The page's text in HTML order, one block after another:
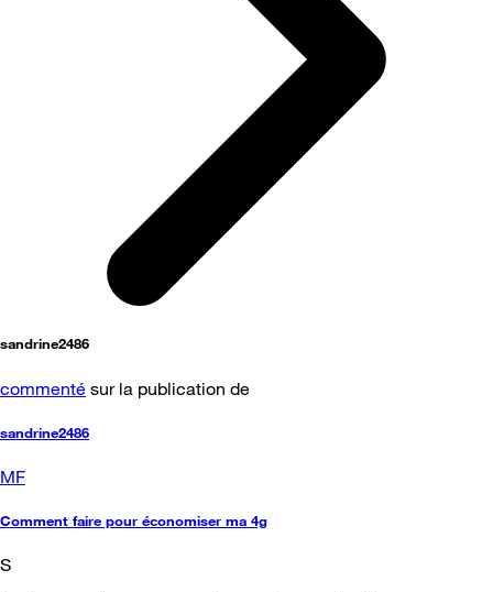
sandrine2486
commenté sur la publication de
sandrine2486
MF
Comment faire pour économiser ma 4g
S